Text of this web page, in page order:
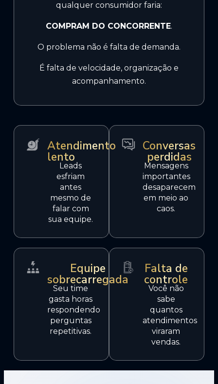
qualquer consumidor faria:
COMPRAM DO CONCORRENTE.
O problema não é falta de demanda.
É falta de velocidade, organização e
acompanhamento.
Atendimento
lento
Leads
esfriam
antes
mesmo de
falar com
sua equipe.
Conversas
perdidas
Mensagens
importantes
desaparecem
em meio ao
caos.
Equipe
sobrecarregada
Seu time
gasta horas
respondendo
perguntas
repetitivas.
Falta de
controle
Você não
sabe
quantos
atendimentos
viraram
vendas.